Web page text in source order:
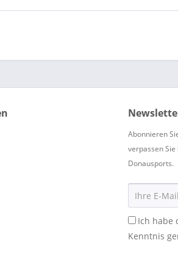
Abonnieren
verpassen
Donausports.
Ich habe
Kenntnis